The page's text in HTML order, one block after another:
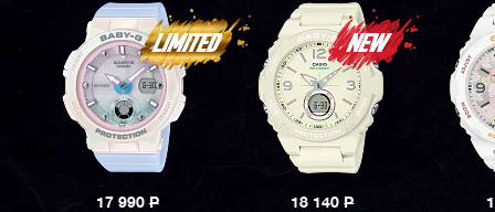
17 990P 18 140P